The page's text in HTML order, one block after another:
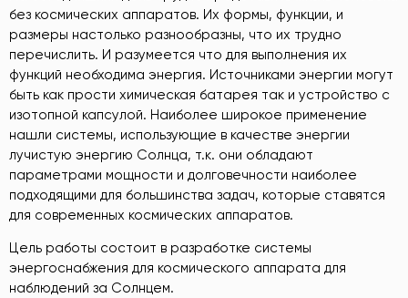
без космических аппаратов. Их формы, функции, и
размеры настолько разнообразны, что их трудно
перечислить. И разумеется что для выполнения их
функций необходима энергия. Источниками энергии могут
быть как прости химическая батарея так и устройство с
изотопной капсулой. Наиболее широкое применение
нашли системы, использующие в качестве энергии
лучистую энергию Солнца, т.к. они обладают
параметрами мощности и долговечности наиболее
подходящими для большинства задач, которые ставятся
для современных космических аппаратов.
Цель работы состоит в разработке системы
энергоснабжения для космического аппарата для
наблюдений за Солнцем.